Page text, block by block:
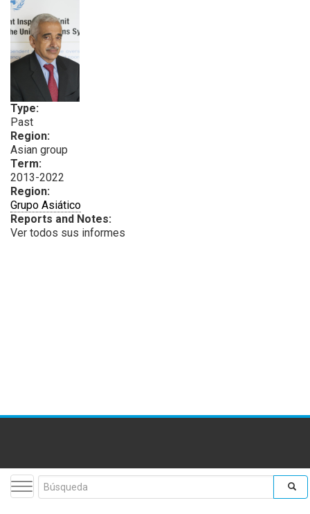
Search form
Toggle navigation
Type:
Past
Region:
Asian group
Term:
2013-2022
Region:
Grupo Asiático
Reports and Notes:
Ver todos sus informes